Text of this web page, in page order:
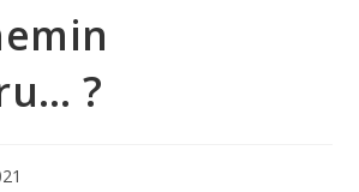
?